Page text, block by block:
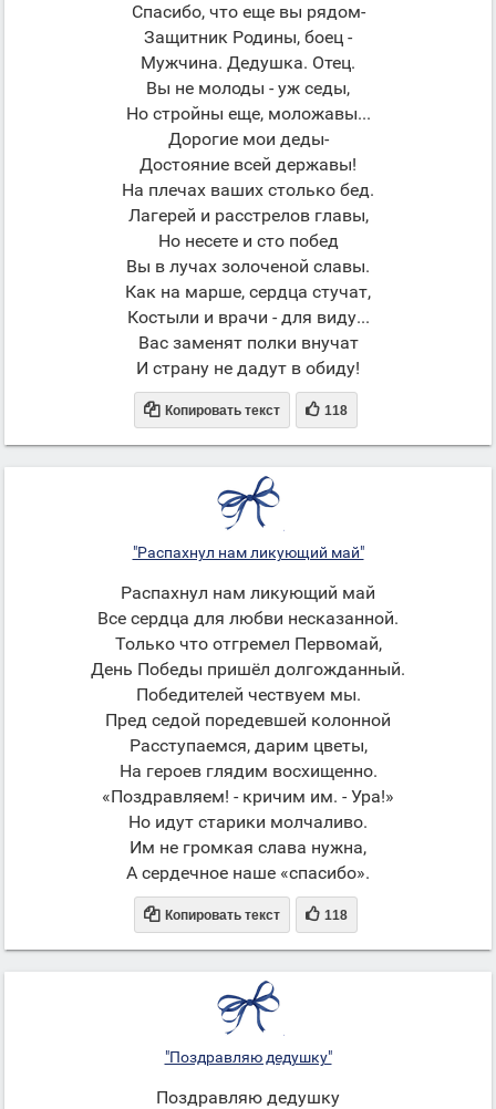
Спасибо, что еще вы рядом-
Защитник Родины, боец -
Мужчина. Дедушка. Отец.
Вы не молоды - уж седы,
Но стройны еще, моложавы...
Дорогие мои деды-
Достояние всей державы!
На плечах ваших столько бед.
Лагерей и расстрелов главы,
Но несете и сто побед
Вы в лучах золоченой славы.
Как на марше, сердца стучат,
Костыли и врачи - для виду...
Вас заменят полки внучат
И страну не дадут в обиду!
 Копировать текст  118
"Распахнул нам ликующий май"
Распахнул нам ликующий май
Все сердца для любви несказанной.
Только что отгремел Первомай,
День Победы пришёл долгожданный.
Победителей чествуем мы.
Пред седой поредевшей колонной
Расступаемся, дарим цветы,
На героев глядим восхищенно.
«Поздравляем! - кричим им. - Ура!»
Но идут старики молчаливо.
Им не громкая слава нужна,
А сердечное наше «спасибо».
 Копировать текст  118
"Поздравляю дедушку"
Поздравляю дедушку